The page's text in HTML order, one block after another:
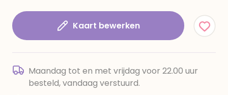
Kaart bewerken
Maandag tot en met vrijdag voor 22.00 uur
besteld, vandaag verstuurd.